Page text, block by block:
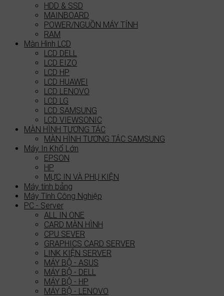
HDD & SSD
MAINBOARD
POWER/NGUỒN MÁY TÍNH
RAM
Màn Hình LCD
LCD DELL
LCD EIZO
LCD HP
LCD HUAWEI
LCD LENOVO
LCD LG
LCD SAMSUNG
LCD VIEWSONIC
MÀN HÌNH TƯƠNG TÁC
MÀN HÌNH TƯƠNG TÁC SAMSUNG
Máy In Khổ Lớn
EPSON
HP
MỰC IN VÀ PHỤ KIỆN
Máy tính bảng
Máy Tính Công Nghiệp
PC - Server
ALL IN ONE
CARD MÀN HÌNH
CPU SEVER
GRAPHICS CARD SERVER
LINK KIỆN SERVER
MÁY BỘ - ASUS
MÁY BỘ - DELL
MÁY BỘ - HP
MÁY BỘ - LENOVO